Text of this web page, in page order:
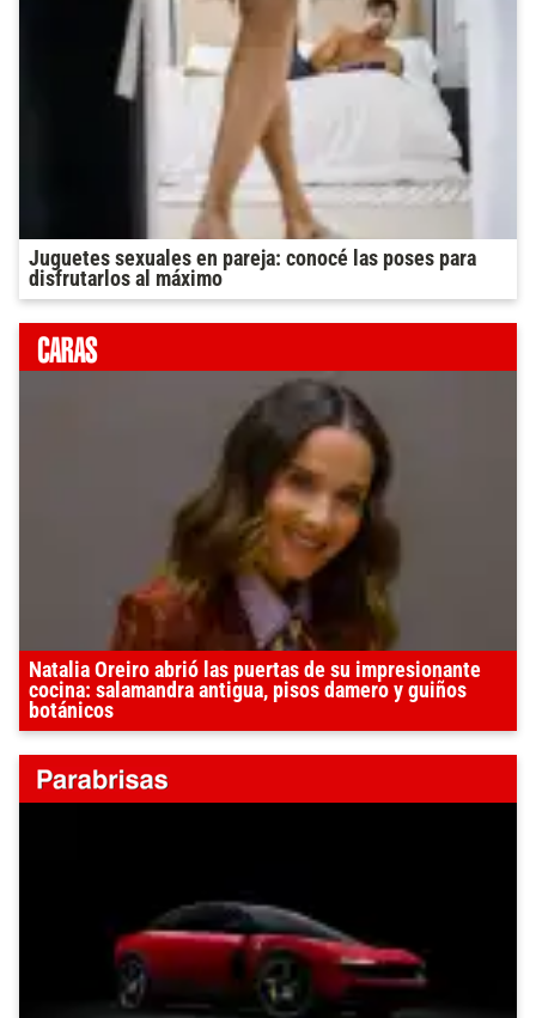
Juguetes sexuales en pareja: conocé las poses para
disfrutarlos al máximo
Natalia Oreiro abrió las puertas de su impresionante
cocina: salamandra antigua, pisos damero y guiños
botánicos